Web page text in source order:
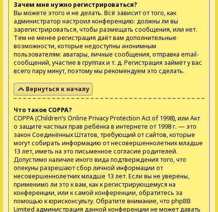
Зачем мне нужно регистрироваться?
Вы можете этого и не делать. Всё зависит от того, как
администратор настроил конференцию: должны ли вы
зарегистрироваться, чтобы размещать сообщения, или нет.
Тем не менее регистрация даёт вам дополнительные
возможности, которые недоступны анонимным
пользователям: аватары, личные сообщения, отправка email-
сообщений, участие в группах и т. д. Регистрация займёт у вас
всего пару минут, поэтому мы рекомендуем это сделать.
Вернуться к началу
Что такое COPPA?
COPPA (Children’s Online Privacy Protection Act of 1998), или Акт
о защите частных прав ребёнка в интернете от 1998 г. — это
закон Соединённых Штатов, требующий от сайтов, которые
могут собирать информацию от несовершеннолетних младше
13 лет, иметь на это письменное согласие родителей.
Допустимо наличие иного вида подтверждения того, что
опекуны разрешают сбор личной информации от
несовершеннолетних младше 13 лет. Если вы не уверены,
применимо ли это к вам, как к регистрирующемуся на
конференции, или к самой конференции, обратитесь за
помощью к юрисконсульту. Обратите внимание, что phpBB
Limited администрация данной конференции не может давать